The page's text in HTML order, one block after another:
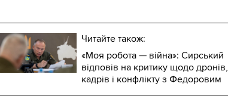
Читайте також:
«Моя робота — війна»: Сирський
відповів на критику щодо дронів,
кадрів і конфлікту з Федоровим